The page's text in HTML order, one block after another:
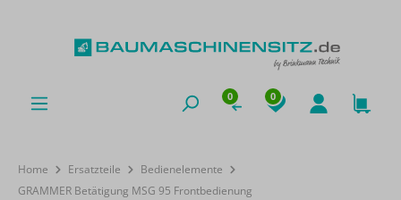
0 0
Home Ersatzteile
Bedienelemente
GRAMMER Betätigung MSG 95 Frontbedienung